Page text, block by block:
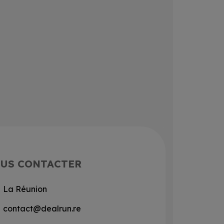
CONTACTER
La Réunion
contact@dealrun.re